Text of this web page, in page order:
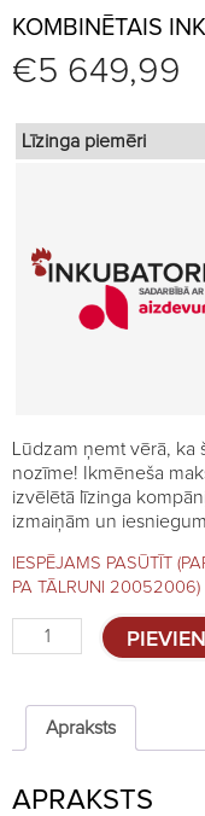
KOMBINĒTAIS
€5 649,99
Līzinga piemēri
Lūdzam ņemt vērā,
nozīme! Ikmēneša
izvēlētā līzinga
izmaiņām un
IESPĒJAMS PASŪTĪT
PA TĀLRUNI 20052006)
Kombinētais
inkubators
T4800C
quantity
Apraksts
APRAKSTS